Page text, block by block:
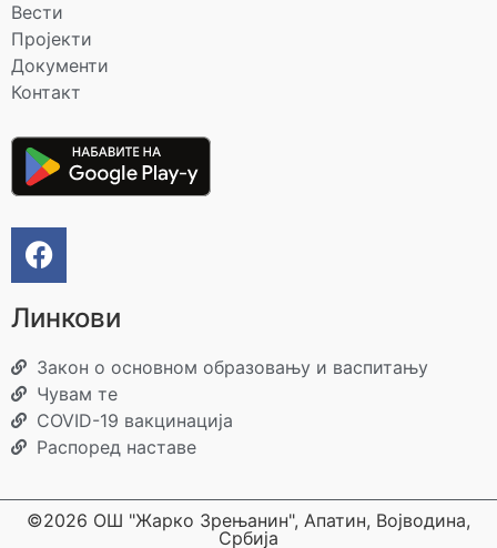
Вести
Пројекти
Документи
Контакт
Линкови
Закон о основном образовању и васпитању
Чувам те
COVID-19 вакцинација
Распоред наставе
©2026 ОШ "Жарко Зрењанин", Апатин, Војводина,
Србија